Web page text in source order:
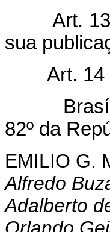
Art.
sua
Art.
Brasília,
82º da
EMILIO G.
Alfredo
Adalberto